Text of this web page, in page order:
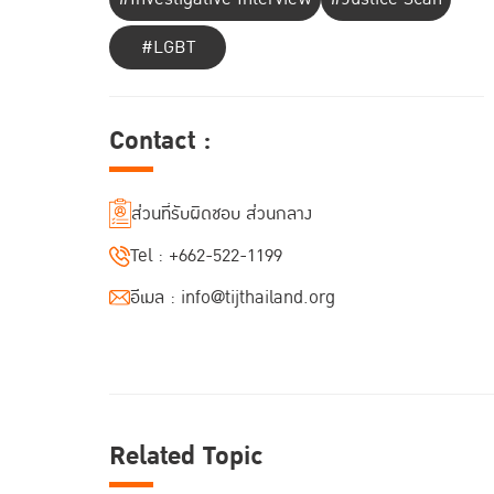
#LGBT
Contact :
ส่วนที่รับผิดชอบ ส่วนกลาง
Tel : +662-522-1199
อีเมล : info@tijthailand.org
Related Topic